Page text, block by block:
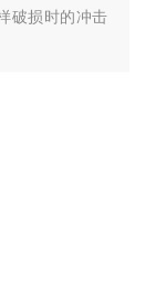
破损时的冲击